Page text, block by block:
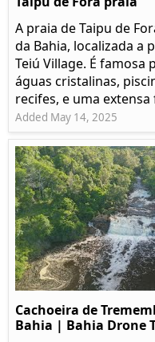
A praia de Taipu de
da Bahia, localizada a
Teiú Village. É famosa
águas cristalinas,
recifes, e uma
Added May 14, 2025
Cachoeira de
Bahia | Bahia Drone